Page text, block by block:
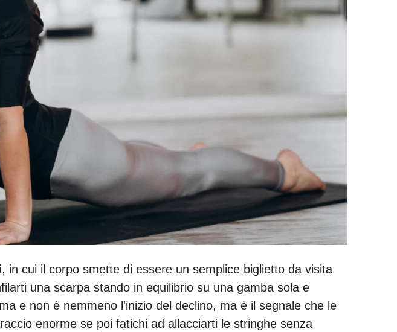
, in cui il corpo smette di essere un semplice biglietto da visita
una scarpa stando in equilibrio su una gamba sola e
e non è nemmeno l'inizio del declino, ma è il segnale che le
enorme se poi fatichi ad allacciarti le stringhe senza